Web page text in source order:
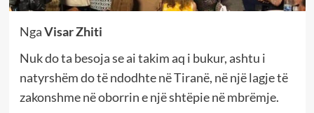
NgaVisar Zhiti
Nuk do ta besoja se ai takim aq i bukur, ashtu i
natyrshëm do të ndodhte në Tiranë, në një lagje të
zakonshme në oborrin e një shtëpie në mbrëmje.